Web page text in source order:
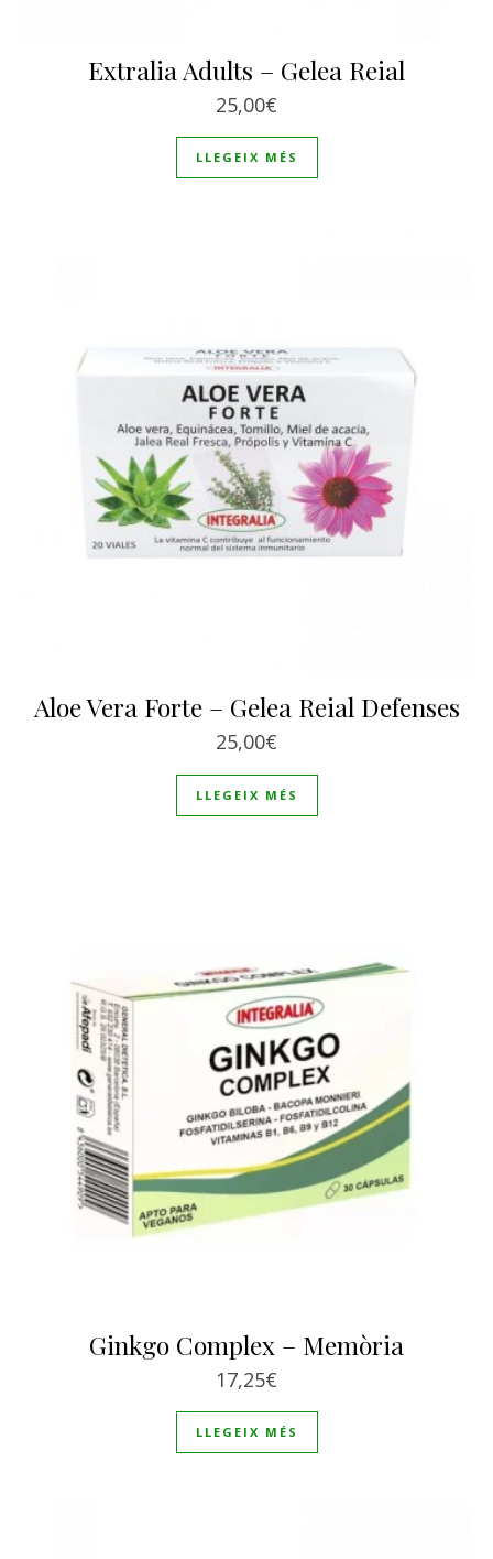
Extralia Adults – Gelea Reial
25,00€
LLEGEIX MÉS
Aloe Vera Forte – Gelea Reial Defenses
25,00€
LLEGEIX MÉS
Ginkgo Complex – Memòria
17,25€
LLEGEIX MÉS